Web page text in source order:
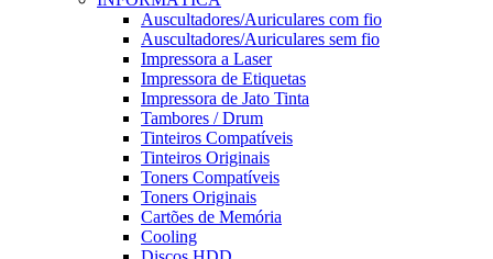
Auscultadores/Auriculares com fio
Auscultadores/Auriculares sem fio
Impressora a Laser
Impressora de Etiquetas
Impressora de Jato Tinta
Tambores / Drum
Tinteiros Compatíveis
Tinteiros Originais
Toners Compatíveis
Toners Originais
Cartões de Memória
Cooling